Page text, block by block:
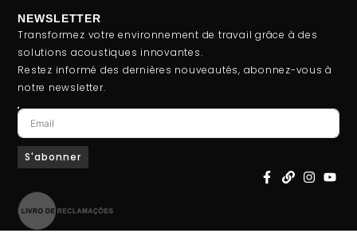
NEWSLETTER
Transformez votre environnement de travail grâce à des
solutions acoustiques innovantes.
Restez informé des dernières nouveautés, abonnez-vous à
notre newsletter.
S'abonner